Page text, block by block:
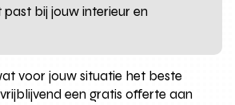
bij jouw interieur en
voor jouw situatie het beste
een gratis offerte aan